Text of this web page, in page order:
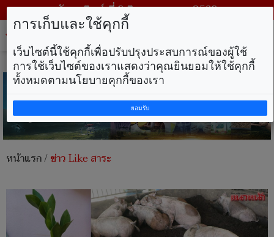
วันอาทิตย์ ที่ 9 สิงหาคม พ.ศ. 2569
หน้าแรก/ข่าว Like สาระ
การเก็บและใช้คุกกี้
เว็บไซต์นี้ใช้คุกกี้เพื่อปรับปรุงประสบการณ์ของผู้ใช้
การใช้เว็บไซต์ของเราแสดงว่าคุณยินยอมให้ใช้คุกกี้
ทั้งหมดตามนโยบายคุกกี้ของเรา
ยอมรับ